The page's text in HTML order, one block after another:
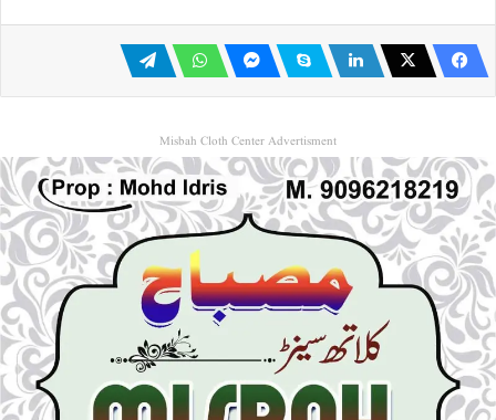
Misbah Cloth Center Advertisment